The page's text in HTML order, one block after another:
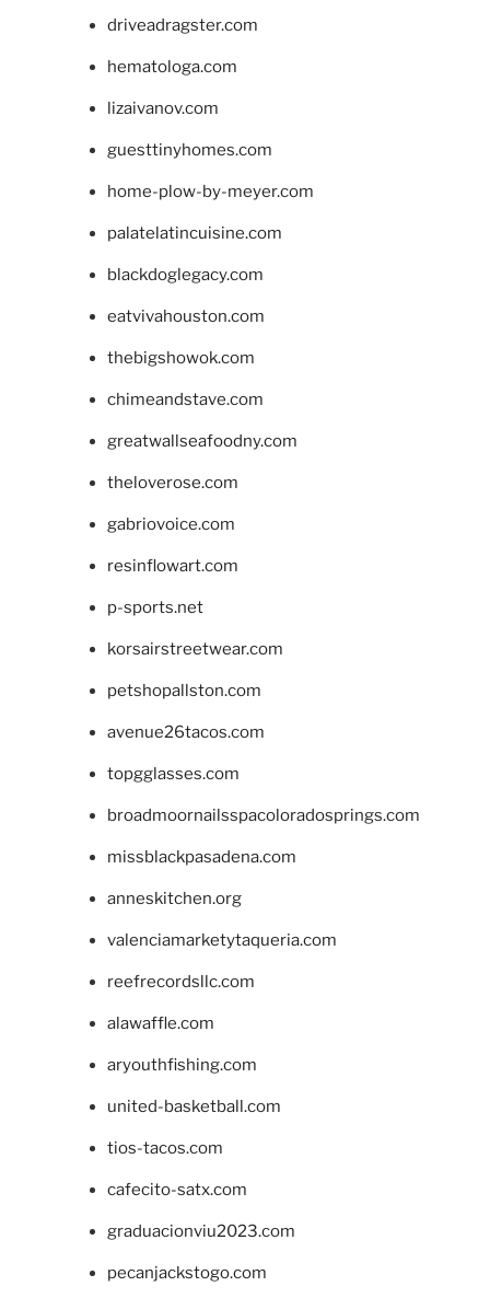
driveadragster.com
hematologa.com
lizaivanov.com
guesttinyhomes.com
home-plow-by-meyer.com
palatelatincuisine.com
blackdoglegacy.com
eatvivahouston.com
thebigshowok.com
chimeandstave.com
greatwallseafoodny.com
theloverose.com
gabriovoice.com
resinflowart.com
p-sports.net
korsairstreetwear.com
petshopallston.com
avenue26tacos.com
topgglasses.com
broadmoornailsspacoloradosprings.com
missblackpasadena.com
anneskitchen.org
valenciamarketytaqueria.com
reefrecordsllc.com
alawaffle.com
aryouthfishing.com
united-basketball.com
tios-tacos.com
cafecito-satx.com
graduacionviu2023.com
pecanjackstogo.com